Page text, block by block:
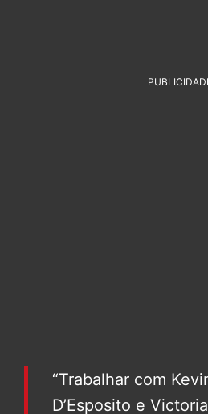
“Trabalhar com
D’Esposito e